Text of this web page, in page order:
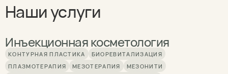
Наши услуги
Инъекционная косметология
КОНТУРНАЯ ПЛАСТИКА
БИОРЕВИТАЛИЗАЦИЯ
ПЛАЗМОТЕРАПИЯ
МЕЗОТЕРАПИЯ
МЕЗОНИТИ